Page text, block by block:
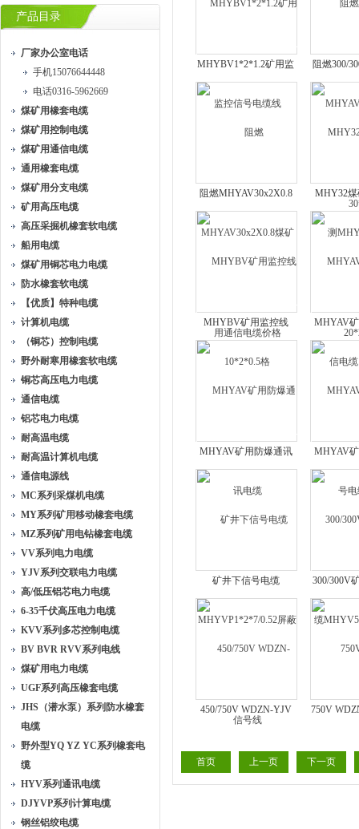
产品目录
厂家办公室电话
手机15076644448
电话0316-5962669
煤矿用橡套电缆
煤矿用控制电缆
煤矿用通信电缆
通用橡套电缆
煤矿用分支电缆
矿用高压电缆
高压采掘机橡套软电缆
船用电缆
煤矿用铜芯电力电缆
防水橡套软电缆
【优质】特种电缆
计算机电缆
（铜芯）控制电缆
野外耐寒用橡套软电缆
铜芯高压电力电缆
通信电缆
铝芯电力电缆
耐高温电缆
耐高温计算机电缆
通信电源线
MC系列采煤机电缆
MY系列矿用移动橡套电缆
MZ系列矿用电钻橡套电缆
VV系列电力电缆
YJV系列交联电力电缆
高/低压铝芯电力电缆
6-35千伏高压电力电缆
KVV系列多芯控制电缆
BV BVR RVV系列电线
煤矿用电力电缆
UGF系列高压橡套电缆
JHS（潜水泵）系列防水橡套
电缆
野外型YQ YZ YC系列橡套电
缆
HYV系列通讯电缆
DJYVP系列计算电缆
钢丝铝绞电缆
MHYBV1*2*1.2矿用监
控信号电缆线
阻燃300/
通信电
阻燃MHYAV30x2X0.8
煤矿用通信电缆价格
MHY32
MHYV32
MHYBV矿用监控线
10*2*0.5格
MHYAV
电缆
MHYAV矿用防爆通讯
电缆
MHYAV
电
矿井下信号电缆
MHYVP1*2*7/0.52屏蔽
信号线
300/300V
450/750V WDZN-YJV
750V
首页
上一页 下一页